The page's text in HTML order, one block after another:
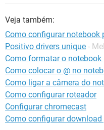
Veja também:
Como configurar notebook
Positivo drivers unique -
Como formatar o
Como colocar o @ no
Como ligar a câmera do
Como configurar roteador
Configurar chromecast
Como configurar